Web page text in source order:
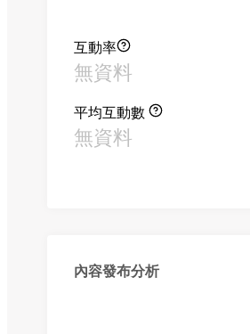
互動率
無資料
平均互動數
無資料
內容發布分析